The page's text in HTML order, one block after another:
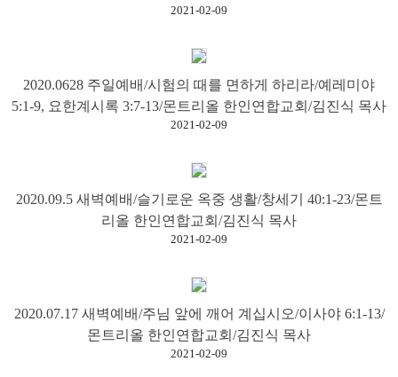
2021-02-09
2020.0628 주일예배/시험의 때를 면하게 하리라/예레미야
5:1-9, 요한계시록 3:7-13/몬트리올 한인연합교회/김진식 목사
2021-02-09
2020.09.5 새벽예배/슬기로운 옥중 생활/창세기 40:1-23/몬트
리올 한인연합교회/김진식 목사
2021-02-09
2020.07.17 새벽예배/주님 앞에 깨어 계십시오/이사야 6:1-13/
몬트리올 한인연합교회/김진식 목사
2021-02-09